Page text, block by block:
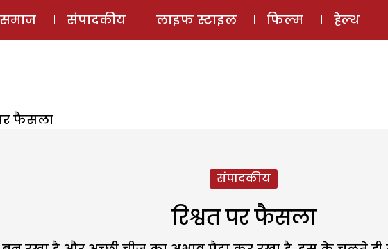
ई-मैगज़ीन
समाज संपादकीय लाइफ स्टाइल फिल्म हेल्थ
फैसला
संपादकीय
रिश्वत पर फैसला